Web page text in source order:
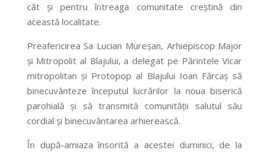
cât şi pentru întreaga comunitate creştină din
această localitate.
Preafericirea Sa Lucian Mureşan, Arhiepiscop Major
şi Mitropolit al Blajului, a delegat pe Părintele Vicar
mitropolitan şi Protopop al Blajului Ioan Fărcaş să
binecuvânteze începutul lucrărilor la noua biserică
parohială şi să transmită comunităţii salutul său
cordial şi binecuvântarea arhierească.
În după-amiaza însorită a acestei duminici, de la